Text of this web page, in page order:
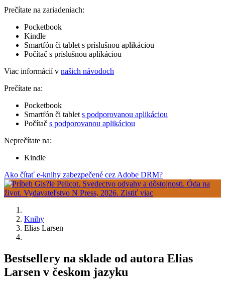
Prečítate na zariadeniach:
Pocketbook
Kindle
Smartfón či tablet s príslušnou aplikáciou
Počítač s príslušnou aplikáciou
Viac informácií v našich návodoch
Prečítate na:
Pocketbook
Smartfón či tablet s podporovanou aplikáciou
Počítač s podporovanou aplikáciou
Neprečítate na:
Kindle
Ako čítať e-knihy zabezpečené cez Adobe DRM?
Knihy
Elias Larsen
Bestsellery na sklade od autora Elias
Larsen v českom jazyku